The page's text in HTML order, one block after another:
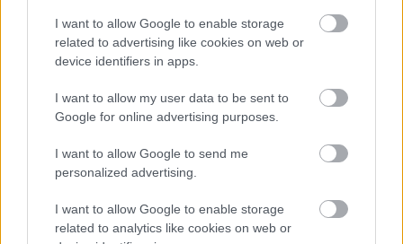
I want to allow Google to enable storage
related to advertising like cookies on web or
device identifiers in apps.
I want to allow my user data to be sent to
Google for online advertising purposes.
I want to allow Google to send me
personalized advertising.
I want to allow Google to enable storage
related to analytics like cookies on web or
Menos de 3 millones de valor de
mercado y 10 o más puntos en la
jornada 5 de la temporada 25/26.
Estos cuatro jugadores pueden
revalorizarse en los próximos días.
Kervin Arriaga (Levante, centrocampista, 330.000)
El Levante recibirá al Real Madrid el martes y Julián Calero